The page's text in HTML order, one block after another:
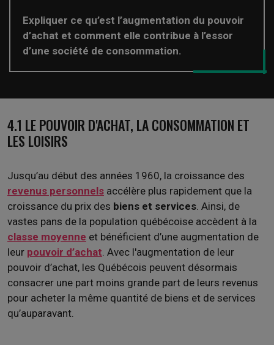
Expliquer ce qu’est l’augmentation du pouvoir
d’achat et comment elle contribue à l’essor
d’une société de consommation.
4.1 LE POUVOIR D'ACHAT, LA CONSOMMATION ET
LES LOISIRS
Jusqu’au début des années 1960, la croissance des
revenus personnels accélère plus rapidement que la
croissance du prix des biens et services . Ainsi, de
vastes pans de la population québécoise accèdent à la
classe moyenne et bénéficient d’une augmentation de
leur pouvoir d’achat . Avec l'augmentation de leur
pouvoir d’achat, les Québécois peuvent désormais
consacrer une part moins grande part de leurs revenus
pour acheter la même quantité de biens et de services
qu’auparavant.